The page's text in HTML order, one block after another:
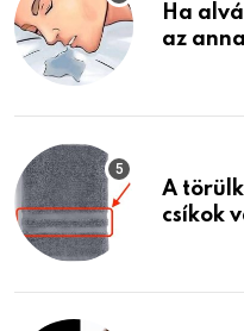
Ha
az
A
csíkok